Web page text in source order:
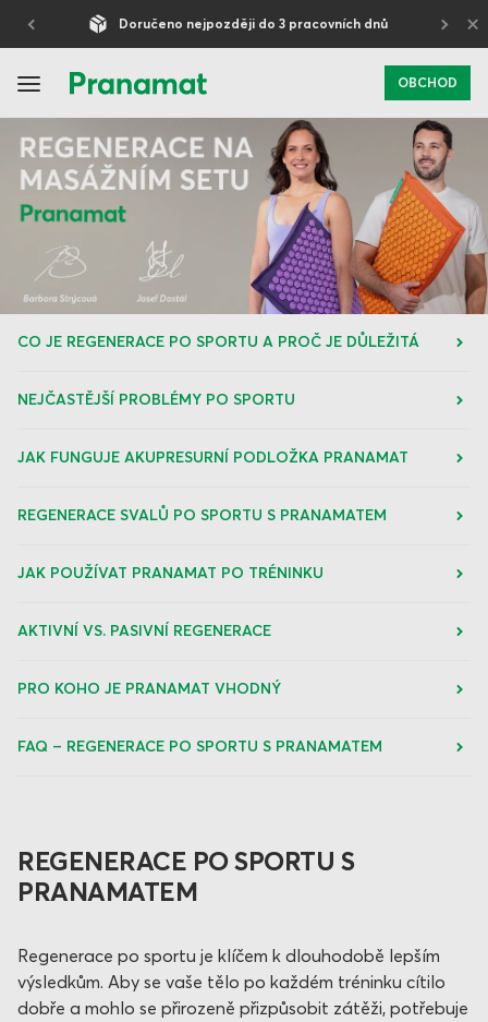
Doručeno nejpozději do 3 pracovních dnů ×
OBCHOD
CO JE REGENERACE PO SPORTU A PROČ JE DŮLEŽITÁ
NEJČASTĚJŠÍ PROBLÉMY PO SPORTU
JAK FUNGUJE AKUPRESURNÍ PODLOŽKA PRANAMAT
REGENERACE SVALŮ PO SPORTU S PRANAMATEM
JAK POUŽÍVAT PRANAMAT PO TRÉNINKU
AKTIVNÍ VS. PASIVNÍ REGENERACE
PRO KOHO JE PRANAMAT VHODNÝ
FAQ – REGENERACE PO SPORTU S PRANAMATEM
REGENERACE PO SPORTU S
PRANAMATEM
Regenerace po sportu je klíčem k dlouhodobě lepším
výsledkům. Aby se vaše tělo po každém tréninku cítilo
dobře a mohlo se přirozeně přizpůsobit zátěži, potřebuje